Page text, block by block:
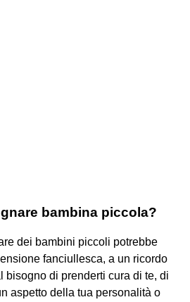
bambina piccola?
dei bambini piccoli potrebbe
fanciullesca, a un ricordo
bisogno di prenderti cura di te, di
aspetto della tua personalità o